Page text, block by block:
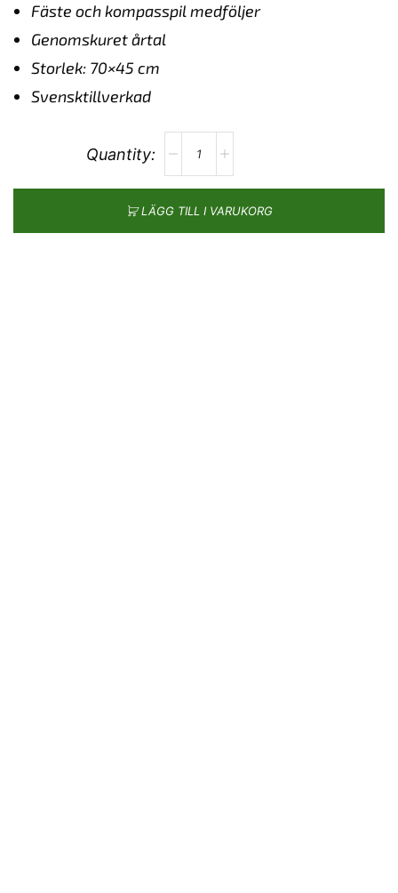
Fäste och kompasspil medföljer
Genomskuret årtal
Storlek: 70×45 cm
Svensktillverkad
LÄGG TILL I VARUKORG